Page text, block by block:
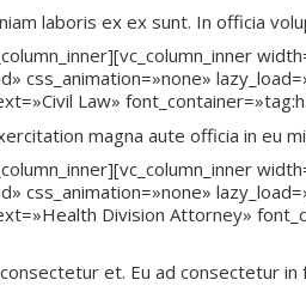
laboris ex ex sunt. In officia
css_animation=»none»
Law»
magna aute officia in eu
css_animation=»none»
Division Attorney»
et. Eu ad consectetur